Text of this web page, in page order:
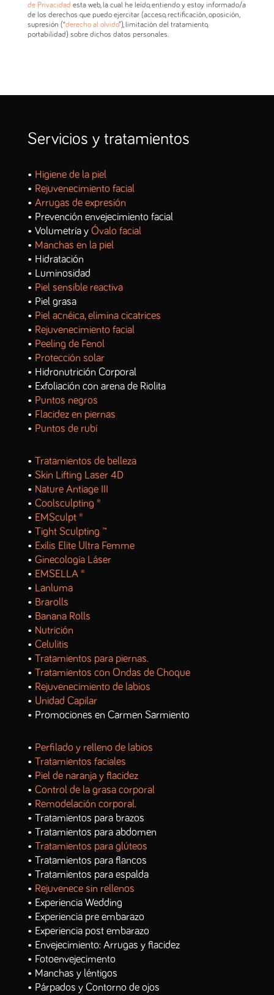
de Privacidad esta web, la cual he leído, entiendo y estoy informado/a
de los derechos que puedo ejercitar (acceso, rectificación, oposición,
supresión (“derecho al olvido”), limitación del tratamiento,
portabilidad) sobre dichos datos personales.
Servicios y tratamientos
• Higiene de la piel
• Rejuvenecimiento facial
• Arrugas de expresión
• Prevención envejecimiento facial
• Volumetría y Óvalo facial
• Manchas en la piel
• Hidratación
• Luminosidad
• Piel sensible reactiva
• Piel grasa
• Piel acnéica, elimina cicatrices
• Rejuvenecimiento facial
• Peeling de Fenol
• Protección solar
• Hidronutrición Corporal
• Exfoliación con arena de Riolita
• Puntos negros
• Flacidez en piernas
• Puntos de rubí
• Tratamientos de belleza
• Skin Lifting Laser 4D
• Nature Antiage III
• Coolsculpting ®
• EMSculpt ®
• Tight Sculpting ™
• Exilis Elite Ultra Femme
• Ginecología Láser
• EMSELLA ®
• Lanluma
• Brarolls
• Banana Rolls
• Nutrición
• Celulitis
• Tratamientos para piernas.
• Tratamientos con Ondas de Choque
• Rejuvenecimiento de labios
• Unidad Capilar
• Promociones en Carmen Sarmiento
• Perfilado y relleno de labios
• Tratamientos faciales
• Piel de naranja y flacidez
• Control de la grasa corporal
• Remodelación corporal.
• Tratamientos para brazos
• Tratamientos para abdomen
• Tratamientos para glúteos
• Tratamientos para flancos
• Tratamientos para espalda
• Rejuvenece sin rellenos
• Experiencia Wedding
• Experiencia pre embarazo
• Experiencia post embarazo
• Envejecimiento: Arrugas y flacidez
• Fotoenvejecimento
• Manchas y léntigos
• Párpados y Contorno de ojos